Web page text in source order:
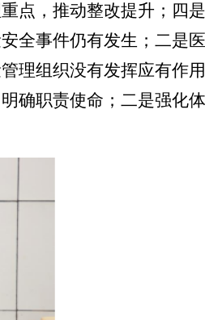
点，推动整改提升；四
全事件仍有发生；二是
理组织没有发挥应有作
确职责使命；二是强化